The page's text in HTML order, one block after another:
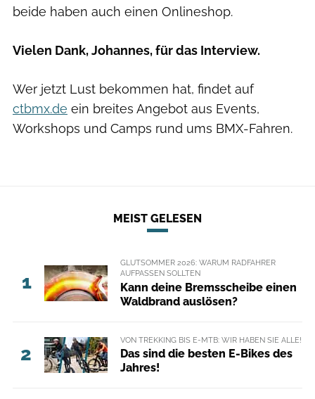
beide haben auch einen Onlineshop.
Vielen Dank, Johannes, für das Interview.
Wer jetzt Lust bekommen hat, findet auf
ctbmx.de ein breites Angebot aus Events,
Workshops und Camps rund ums BMX-Fahren.
MEIST GELESEN
1
GLUTSOMMER 2026: WARUM RADFAHRER
AUFPASSEN SOLLTEN
Kann deine Bremsscheibe einen
Waldbrand auslösen?
2
VON TREKKING BIS E-MTB: WIR HABEN SIE ALLE!
Das sind die besten E-Bikes des
Jahres!